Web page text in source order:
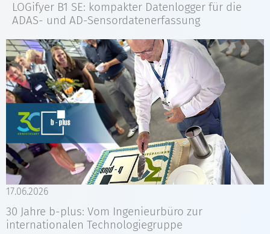
LOGifyer B1 SE: kompakter Datenlogger für die
ADAS- und AD-Sensordatenerfassung
17.06.2026
30 Jahre b-plus: Vom Ingenieurbüro zur
internationalen Technologiegruppe